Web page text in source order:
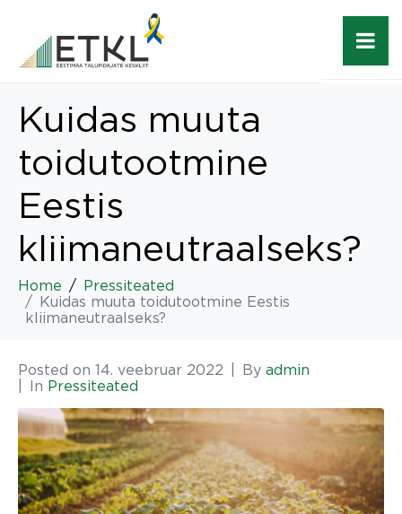
Kuidas muuta
toidutootmine
Eestis
kliimaneutraalseks?
Home
Pressiteated
Kuidas muuta toidutootmine Eestis
kliimaneutraalseks?
Posted on 14. veebruar 2022 By admin
In Pressiteated